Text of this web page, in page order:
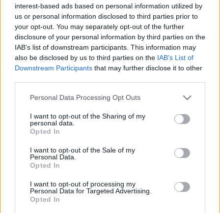
interest-based ads based on personal information utilized by
us or personal information disclosed to third parties prior to
your opt-out. You may separately opt-out of the further
disclosure of your personal information by third parties on the
IAB’s list of downstream participants. This information may
also be disclosed by us to third parties on the IAB’s List of
Downstream Participants that may further disclose it to other
Personal Data Processing Opt Outs
I want to opt-out of the Sharing of my
personal data.
Opted In
I want to opt-out of the Sale of my
Personal Data.
Opted In
I want to opt-out of processing my
Personal Data for Targeted Advertising.
Opted In
Kontakt
Napsat uživateli vzkaz
Informace o profilu a chatu
Registrace od: 03.01.2021 18:07
Naposledy aktivní : 26.01.2021 21:37
Prochatováno
: 1.13 hod.
Počet přátel: 0
Oblibené místnosti: Žádné
Sledované diskuze